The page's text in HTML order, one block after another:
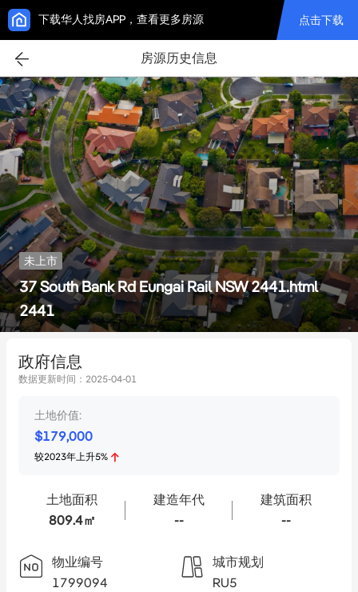
下载华人找房APP，查看更多房源 点击下载
房源历史信息
未上市
37 South Bank Rd Eungai Rail NSW 2441.html
2441
政府信息
数据更新时间： 2025-04-01
土地价值:
$179,000
较2023年上升5%
土地面积
809.4㎡
建造年代
--
建筑面积
--
物业编号
1799094
城市规划
RU5